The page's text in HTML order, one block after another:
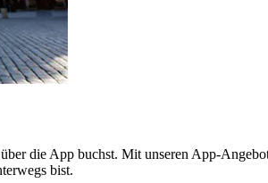
die App buchst. Mit unseren App-
bist.